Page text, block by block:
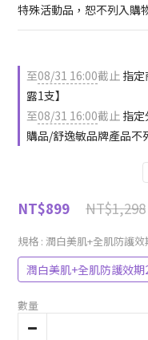
特殊活動品，恕不列入購
至08/31 16:00截止 指
露1支】
至08/31 16:00截止 指
購品/舒逸敏品牌產品不
NT$1,298
NT$899
規格 : 潤白美肌+全肌防護
潤白美肌+全肌防護效
數量